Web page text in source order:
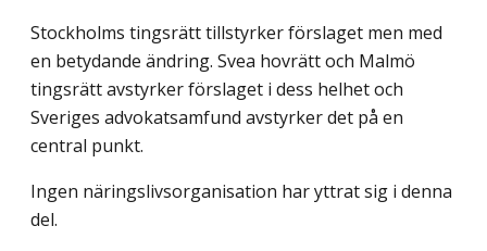
Stockholms tingsrätt tillstyrker förslaget men med
en betydande ändring. Svea hovrätt och Malmö
tingsrätt avstyrker förslaget i dess helhet och
Sveriges advokatsamfund avstyrker det på en
central punkt.
Ingen näringslivsorganisation har yttrat sig i denna
del.